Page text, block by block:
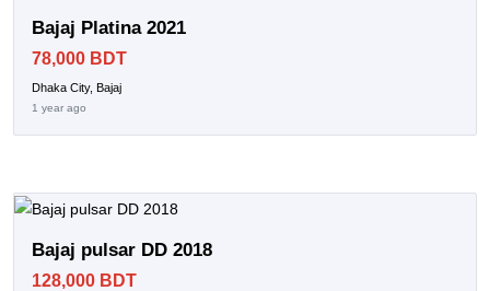
Bajaj Platina 2021
78,000 BDT
Dhaka City, Bajaj
1 year ago
Bajaj pulsar DD 2018
128,000 BDT